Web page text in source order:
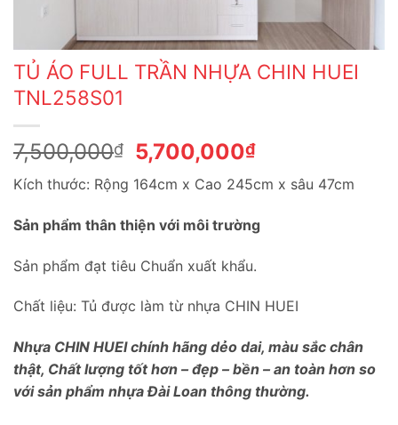
TỦ ÁO FULL TRẦN NHỰA CHIN HUEI
TNL258S01
7,500,000₫
Giá
gốc
là:
7,500,000₫.
5,700,000₫Giá
tại
5,700,000₫.
Kích thước: Rộng 164cm x Cao 245cm x sâu 47cm
Sản phẩm thân thiện với môi trường
Sản phẩm đạt tiêu Chuẩn xuất khẩu.
Chất liệu: Tủ được làm từ nhựa CHIN HUEI
Nhựa CHIN HUEI chính hãng dẻo dai, màu sắc chân
thật, Chất lượng tốt hơn – đẹp – bền – an toàn hơn so
với sản phẩm nhựa Đài Loan thông thường.